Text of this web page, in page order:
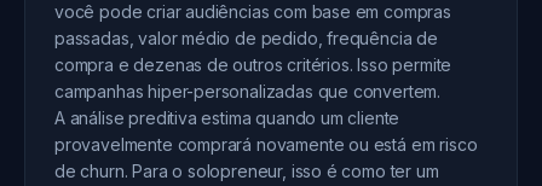
você pode criar audiências com base em compras
passadas, valor médio de pedido, frequência de
compra e dezenas de outros critérios. Isso permite
campanhas hiper-personalizadas que convertem.
A análise preditiva estima quando um cliente
provavelmente comprará novamente ou está em risco
de churn. Para o solopreneur, isso é como ter um